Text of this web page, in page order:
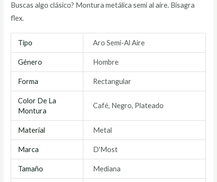
Buscas algo clásico? Montura metálica semi al aire. Bisagra
flex.
Tipo Aro Semi-Al Aire
Género Hombre
Forma Rectangular
Color De La
Montura
Café, Negro, Plateado
Material Metal
Marca D'Most
Tamaño Mediana